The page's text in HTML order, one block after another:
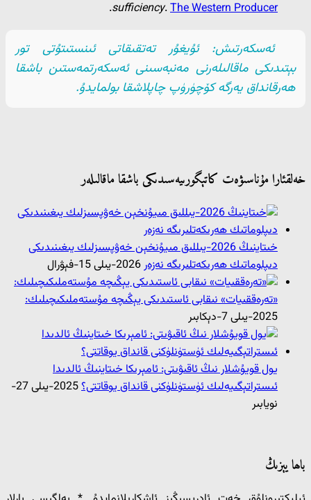
sufficiency. The Western Producer
.
ئەسكەرتىش: ئۇيغۇر تەتقىقاتى ئىنستىتۇتى تور
بېتىدىكى ماقالىلەرنى مەنبەسىنى ئەسكەرتمەستىن باشقا
ھەرقانداق يەرگە كۆچۈرۈپ چاپلاشقا بولمايدۇ.
خەلقئارا مۇناسىۋەت كاتېگورىيەسىدىكى باشقا ماقالىلەر
خىتاينىڭ 2026-يىللىق مىيۇنخېن خەۋپسىزلىك يىغىنىدىكى
دىپلوماتىك ھەرىكەتلىرىگە نەزەر2026-يىلى 15-فېۋرال
«تەرەققىيات» نىقابى ئاستىدىكى يېڭىچە مۇستەملىكىچىلىك:
2025-يىلى 7-دېكابىر
يول قويۇشلار نىڭ ئاقىۋىتى: ئامېرىكا خىتاينىڭ ئالدىدا
ئىستراتېگىيەلىك ئۈستۈنلۈكنى قانداق يوقاتتى؟
2025-يىلى 27-
نويابىر
باھا يېزىڭ